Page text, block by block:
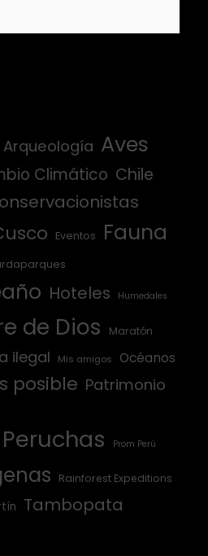
Arqueología Aves
Climático Chile
Eventos Fauna
Hoteles Humedales
de Dios Maratón
ilegal Mis amigos Océanos
posible Patrimonio
Prom Perú
Rainforest Expeditions
Tambopata